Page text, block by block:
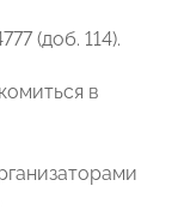
(доб. 114).
в